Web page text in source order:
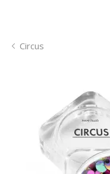
Circus